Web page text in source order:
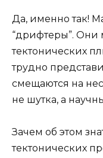
Да, именно так!
“дрифтеры”. Они
тектонических
трудно
смещаются на
не шутка, а
Зачем об этом
тектонических